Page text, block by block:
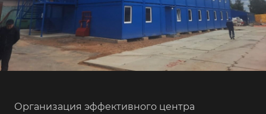
Организация эффективного центра